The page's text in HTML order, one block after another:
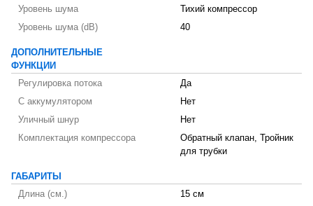
Уровень шума
Тихий компрессор
Уровень шума (dB)
40
ДОПОЛНИТЕЛЬНЫЕ
ФУНКЦИИ
Регулировка потока
Да
С аккумулятором
Нет
Уличный шнур
Нет
Комплектация компрессора
Обратный клапан, Тройник
для трубки
ГАБАРИТЫ
Длина (см.)
15 см